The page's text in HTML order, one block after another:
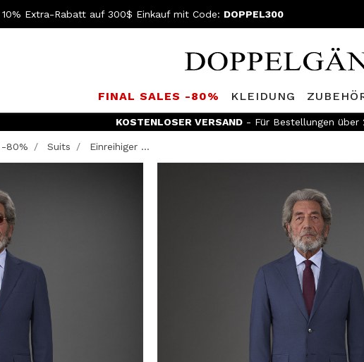
Extra-Rabatt auf 300$ Einkauf mit Code: DOPPEL300
FINAL SALES -80% KLEIDUNG
KOSTENLOSER VERSAND- Für Bestellungen über
80% Suits Einreihiger ...